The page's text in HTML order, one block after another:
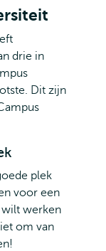
drie in
Dit zijn
plek
voor een
werken
om van